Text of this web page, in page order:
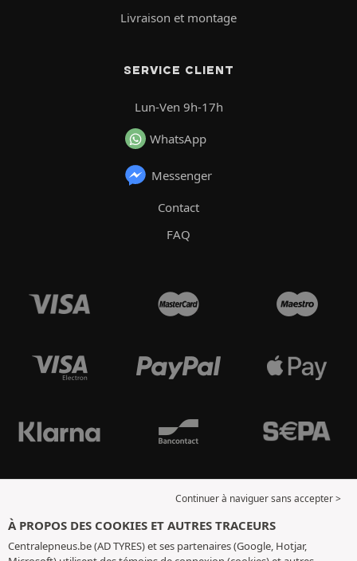
Livraison et montage
SERVICE CLIENT
Lun-Ven 9h-17h
WhatsApp
Messenger
Contact
FAQ
Continuer à naviguer sans accepter >
À PROPOS DES COOKIES ET AUTRES TRACEURS
Centralepneus.be (AD TYRES) et ses partenaires (Google, Hotjar,